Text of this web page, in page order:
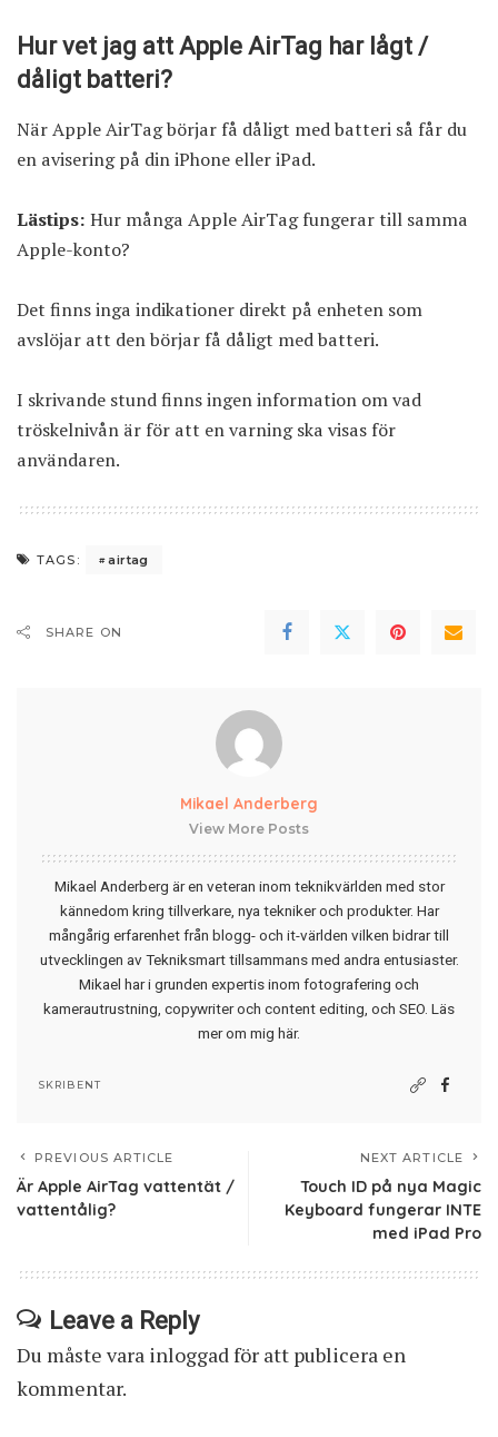
Hur vet jag att Apple AirTag har lågt /
dåligt batteri?
När Apple AirTag börjar få dåligt med batteri så får du
en avisering på din iPhone eller iPad.
Lästips: Hur många Apple AirTag fungerar till samma
Apple-konto?
Det finns inga indikationer direkt på enheten som
avslöjar att den börjar få dåligt med batteri.
I skrivande stund finns ingen information om vad
tröskelnivån är för att en varning ska visas för
användaren.
TAGS: airtag
SHARE ON
Mikael Anderberg
View More Posts
Mikael Anderberg är en veteran inom teknikvärlden med stor
kännedom kring tillverkare, nya tekniker och produkter. Har
mångårig erfarenhet från blogg- och it-världen vilken bidrar till
utvecklingen av Tekniksmart tillsammans med andra entusiaster.
Mikael har i grunden expertis inom fotografering och
kamerautrustning, copywriter och content editing, och SEO. Läs
mer om mig här.
SKRIBENT
PREVIOUS ARTICLE
Är Apple AirTag vattentät /
vattentålig?
NEXT ARTICLE
Touch ID på nya Magic
Keyboard fungerar INTE
med iPad Pro
Leave a Reply
Du måste vara inloggadför att publicera en
kommentar.